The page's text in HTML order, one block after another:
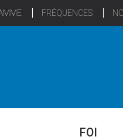
FRÉQUENCES
FOI